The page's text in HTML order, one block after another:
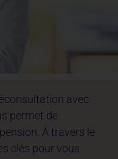
avec
permet de
À travers le
clés pour vous